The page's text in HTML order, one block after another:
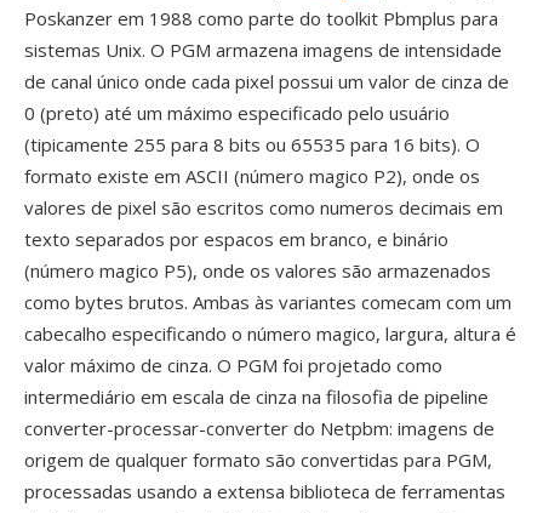
Poskanzer em 1988 como parte do toolkit Pbmplus para
sistemas Unix. O PGM armazena imagens de intensidade
de canal único onde cada pixel possui um valor de cinza de
0 (preto) até um máximo especificado pelo usuário
(tipicamente 255 para 8 bits ou 65535 para 16 bits). O
formato existe em ASCII (número magico P2), onde os
valores de pixel são escritos como numeros decimais em
texto separados por espacos em branco, e binário
(número magico P5), onde os valores são armazenados
como bytes brutos. Ambas às variantes comecam com um
cabecalho especificando o número magico, largura, altura é
valor máximo de cinza. O PGM foi projetado como
intermediário em escala de cinza na filosofia de pipeline
converter-processar-converter do Netpbm: imagens de
origem de qualquer formato são convertidas para PGM,
processadas usando a extensa biblioteca de ferramentas